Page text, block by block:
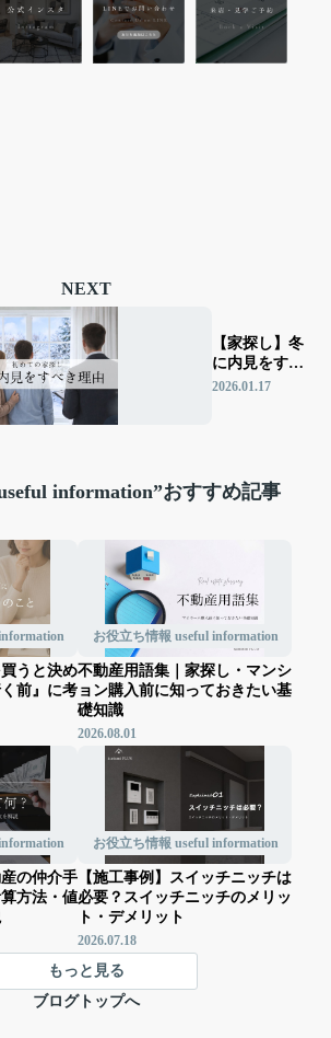
NEXT
【家探し】冬
に内見をすべ
き理由を徹底
2026.01.17
information”おすすめ記事
うと決め
前』に考
お役立ち情報 useful information
不動産用語集｜家探し・マンシ
ョン購入前に知っておきたい基
礎知識
2026.08.01
の仲介手
方法・値
お役立ち情報 useful information
【施工事例】スイッチニッチは
必要？スイッチニッチのメリッ
ト・デメリット
2026.07.18
もっと見る
ブログトップへ